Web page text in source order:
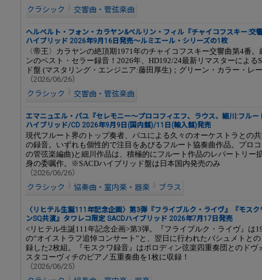
クラシック
交響曲・管弦楽曲
ヘルベルト・フォン・カラヤン&ベルリン・フィル『チャイコフスキー:交
ハイブリッド 2026年9月16日発売～ルミエール・シリーズの1枚
〈帝王〉カラヤンの絶頂期1971年のチャイコフスキー交響曲第4番
ンのベスト・セラー録音！2026年、HD192/24最新リマスターによる
ド盤 (マスタリング・エンジニア:藤田厚生)；グリーン・カラー・レ
（2026/06/26）
クラシック
交響曲・管弦楽曲
エマニュエル・パユ『セレモニー～プロコフィエフ、ラウス、細川:フルー
ハイブリッド/CD 2026年9月9日(国内盤)/11日(輸入盤)発売
現代フルート界のトップ奏者、パユによる久々のオーケストラとの
の録音。いずれも個性的で注目をあびるフルート協奏曲作品。プロ
の管弦楽編曲)と細川作品は、積極的にフルート作品のレパートリー
身の委嘱作。※SACDハイブリッド盤は日本国内発売のみ
（2026/06/26）
クラシック
協奏曲・室内楽・器楽 ブラス
〈リヒテル生誕111年記念企画〉第3弾『フライブルク・ライヴ』『モス
ンSQ共演』タワレコ限定 SACDハイブリッド 2026年7月17日発売
<リヒテル生誕111年記念企画>第3弾。『フライブルク・ライヴ』は
の“オイストラフ追悼コンサート”と、翌日に行われたバシュメトと
録した2枚組。『モスクワ録音』はボロディン弦楽四重奏団とのドヴ
スタコーヴィチのピアノ五重奏曲を1枚に収録！
（2026/06/25）